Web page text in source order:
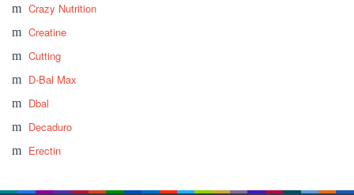
Crazy Nutrition
Creatine
Cutting
D-Bal Max
Dbal
Decaduro
Erectin